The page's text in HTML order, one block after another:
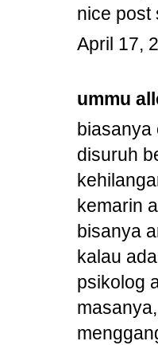
nice post
April 17,
ummu
biasanya
disuruh
kemarin
bisanya
kalau
psikolog